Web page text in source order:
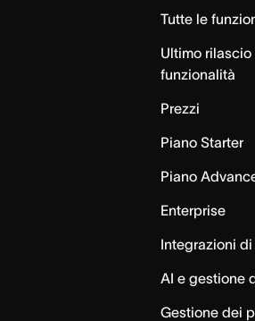
Tutte le
Ultimo
funzionalità
Prezzi
Piano Starter
Piano
Enterprise
Integrazioni
AI e gestione
Gestione dei